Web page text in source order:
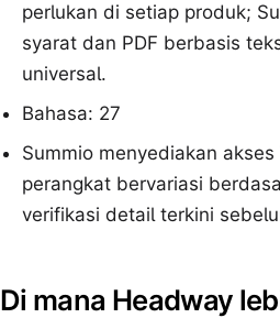
perlukan di setiap produk;
syarat dan PDF berbasis
universal.
Bahasa: 27
Summio menyediakan
perangkat bervariasi
verifikasi detail terkini
Di mana Headway